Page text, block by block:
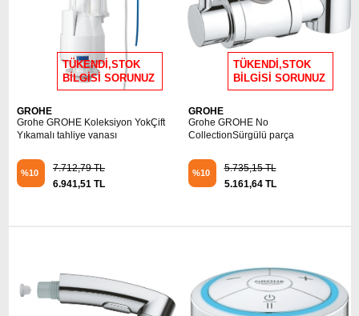
TÜKENDİ,STOK
BİLGİSİ SORUNUZ
GROHE
Grohe GROHE Koleksiyon YokÇift
Yıkamalı tahliye vanası
%10
7.712,79 TL
6.941,51 TL
TÜKENDİ,STOK
BİLGİSİ SORUNUZ
GROHE
Grohe GROHE No
CollectionSürgülü parça
%10
5.735,15 TL
5.161,64 TL